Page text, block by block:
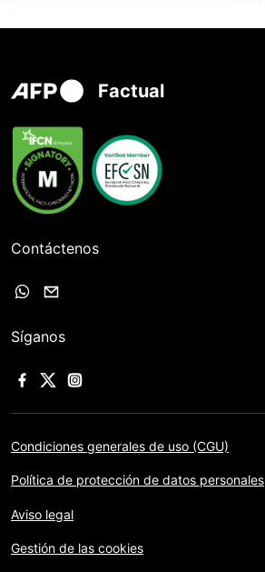
Factual
Contáctenos
Síganos
Condiciones generales de uso (CGU)
Política de protección de datos personales
Aviso legal
Gestión de las cookies